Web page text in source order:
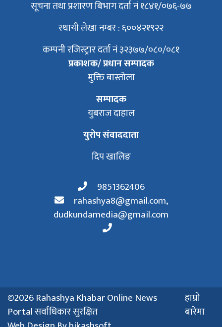
सूचना तथा प्रशारण बिभाग दर्ता नं १८४१/०७६-७७
स्थायी लेखा नम्बर : ६००४२१९२२
कम्पनी रजिस्ट्रार दर्ता नं ३२३७७/०८०/०८१
प्रकाशक/ प्रधान सम्पादक
मुक्ति बास्तोला
सम्पादक
युबराज दाहाल
युरोप संवाददाता
दिप खालिङ
9851362406
rahashya8@gmail.com,
dudkundamedia@gmail.com
©2026 Rahashya Khabar Online News
Portal सर्वाधिकार सुरक्षित
हाम्रो
बारेमा